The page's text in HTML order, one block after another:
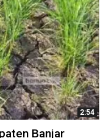
2:54
Banjar